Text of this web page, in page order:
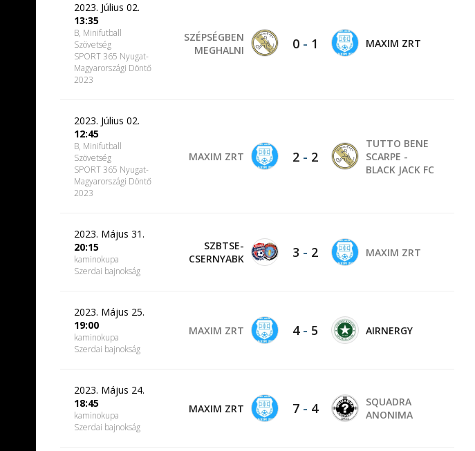
2023. Július 02.
13:35
B, Minifutball
Szövetség
SPORT 365 Nyugat-
Magyarországi Döntő
2023
SZÉPSÉGBEN
MEGHALNI
0- 1 MAXIM ZRT
2023. Július 02.
12:45
B, Minifutball
Szövetség
SPORT 365 Nyugat-
Magyarországi Döntő
2023
MAXIM ZRT 2- 2
TUTTO BENE
SCARPE -
BLACK JACK FC
2023. Május 31.
20:15
kaminokupa
Szerdai bajnokság
SZBTSE-
CSERNYABK
3 - 2 MAXIM ZRT
2023. Május 25.
19:00
kaminokupa
Szerdai bajnokság
MAXIM ZRT 4- 5 AIRNERGY
2023. Május 24.
18:45
kaminokupa
Szerdai bajnokság
MAXIM ZRT 7- 4
SQUADRA
ANONIMA